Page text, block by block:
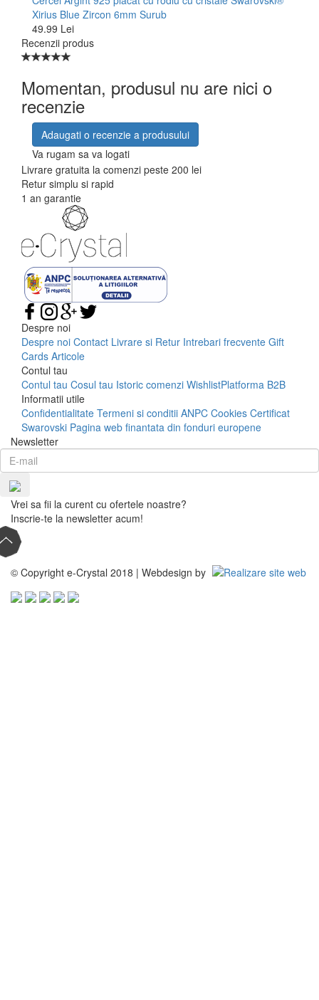
Xirius Blue Zircon 6mm Surub
49.99 Lei
Recenzii produs
Momentan, produsul nu are nici o
recenzie
Adaugati o recenzie a produsului
Va rugam sa va logati
Livrare gratuita la comenzi peste 200 lei
Retur simplu si rapid
1 an garantie
Despre noi
Despre noi Contact Livrare si Retur Intrebari frecvente Gift
Cards Articole
Contul tau
Contul tau Cosul tau Istoric comenzi WishlistPlatforma B2B
Informatii utile
Confidentialitate Termeni si conditii ANPC Cookies Certificat
Swarovski Pagina web finantata din fonduri europene
Newsletter
Vrei sa fii la curent cu ofertele noastre?
Inscrie-te la newsletter acum!
© Copyright e-Crystal 2018 | Webdesign by